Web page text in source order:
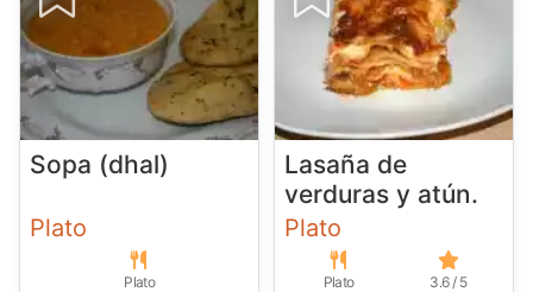
Sopa (dhal)
Plato
Plato
Lasaña de
verduras y atún.
Plato
Plato 3.6 / 5